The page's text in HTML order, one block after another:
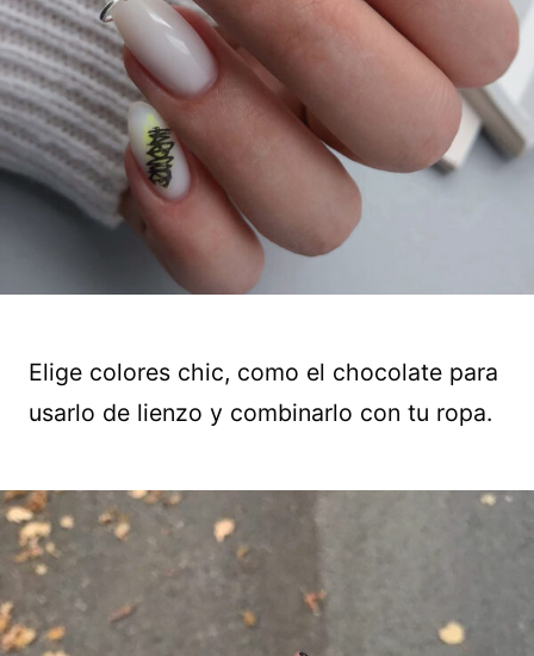
Elige colores chic, como el chocolate para
usarlo de lienzo y combinarlo con tu ropa.